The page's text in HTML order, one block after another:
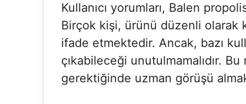
Kullanıcı yorumları, Balen
Birçok kişi, ürünü düzenli olarak
ifade etmektedir. Ancak, bazı
çıkabileceği unutulmamalıdır.
gerektiğinde uzman görüşü